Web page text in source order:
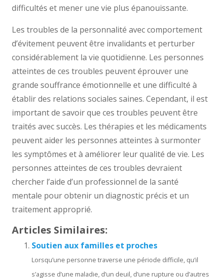
difficultés et mener une vie plus épanouissante.
Les troubles de la personnalité avec comportement
d’évitement peuvent être invalidants et perturber
considérablement la vie quotidienne. Les personnes
atteintes de ces troubles peuvent éprouver une
grande souffrance émotionnelle et une difficulté à
établir des relations sociales saines. Cependant, il est
important de savoir que ces troubles peuvent être
traités avec succès. Les thérapies et les médicaments
peuvent aider les personnes atteintes à surmonter
les symptômes et à améliorer leur qualité de vie. Les
personnes atteintes de ces troubles devraient
chercher l’aide d’un professionnel de la santé
mentale pour obtenir un diagnostic précis et un
traitement approprié.
Articles Similaires:
Soutien aux familles et proches
Lorsqu’une personne traverse une période difficile, qu’il
s’agisse d’une maladie, d’un deuil, d’une rupture ou d’autres